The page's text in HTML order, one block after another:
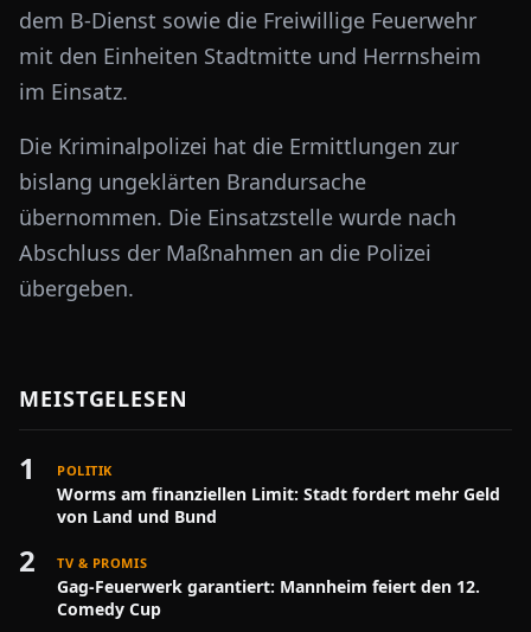
dem B-Dienst sowie die Freiwillige Feuerwehr
mit den Einheiten Stadtmitte und Herrnsheim
im Einsatz.
Die Kriminalpolizei hat die Ermittlungen zur
bislang ungeklärten Brandursache
übernommen. Die Einsatzstelle wurde nach
Abschluss der Maßnahmen an die Polizei
übergeben.
MEISTGELESEN
1 POLITIK
Worms am finanziellen Limit: Stadt fordert mehr Geld
von Land und Bund
2 TV & PROMIS
Gag-Feuerwerk garantiert: Mannheim feiert den 12.
Comedy Cup